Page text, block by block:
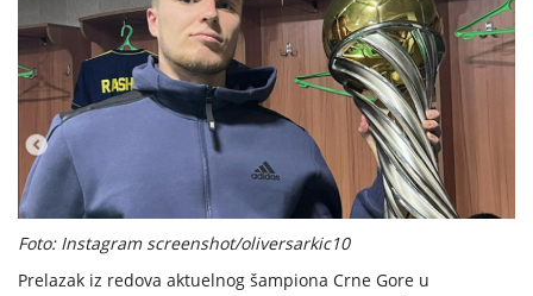
Foto: Instagram screenshot/oliversarkic10
Prelazak iz redova aktuelnog šampiona Crne Gore u